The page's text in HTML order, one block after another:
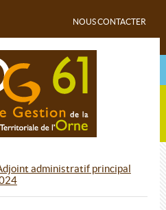
NOUS CONTACTER
administratif principal